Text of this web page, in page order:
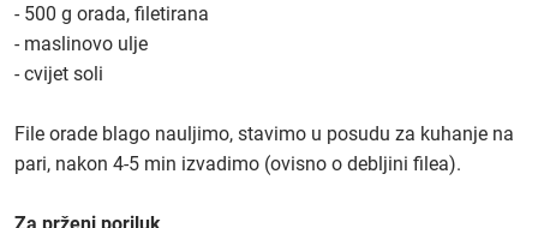
- 500 g orada, filetirana
- maslinovo ulje
- cvijet soli
File orade blago nauljimo, stavimo u posudu za kuhanje na
pari, nakon 4-5 min izvadimo (ovisno o debljini filea).
Za prženi poriluk